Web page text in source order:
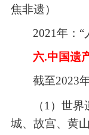
焦非遗）
2021年：“
六.中国遗
截至2023
（1） 世界
城、故宫、黄